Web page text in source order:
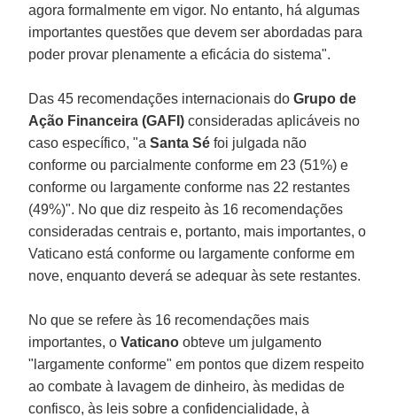
agora formalmente em vigor. No entanto, há algumas
importantes questões que devem ser abordadas para
poder provar plenamente a eficácia do sistema".
Das 45 recomendações internacionais doGrupo de
Ação Financeira (GAFI)consideradas aplicáveis no
caso específico, "aSanta Séfoi julgada não
conforme ou parcialmente conforme em 23 (51%) e
conforme ou largamente conforme nas 22 restantes
(49%)". No que diz respeito às 16 recomendações
consideradas centrais e, portanto, mais importantes, o
Vaticano está conforme ou largamente conforme em
nove, enquanto deverá se adequar às sete restantes.
No que se refere às 16 recomendações mais
importantes, oVaticanoobteve um julgamento
"largamente conforme" em pontos que dizem respeito
ao combate à lavagem de dinheiro, às medidas de
confisco, às leis sobre a confidencialidade, à